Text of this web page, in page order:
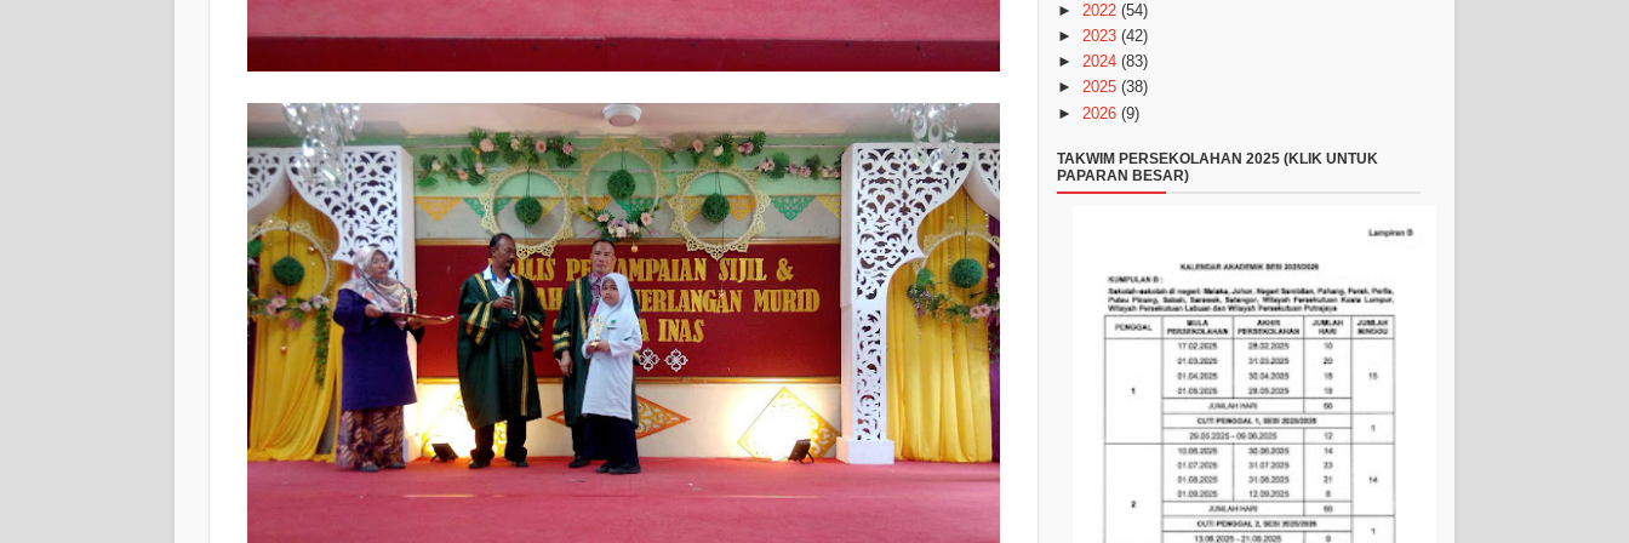
► 2022 (54)
► 2023 (42)
► 2024 (83)
► 2025 (38)
► 2026 (9)
TAKWIM PERSEKOLAHAN 2025 (KLIK UNTUK
PAPARAN BESAR)